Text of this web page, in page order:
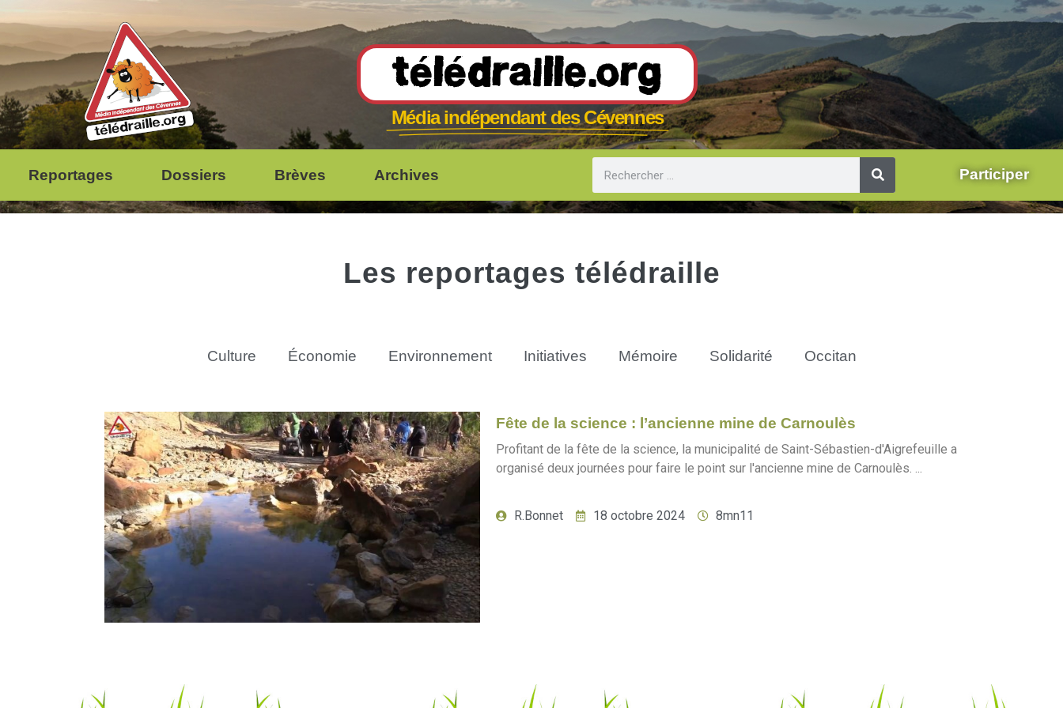
Télédraille.org
Média indépendant des Cévennes
Reportages Dossiers Brèves Archives Participer
Les reportages télédraille
Culture Économie Environnement Initiatives Mémoire Solidarité Occitan
Fête de la science : l’ancienne mine de Carnoulès
Profitant de la fête de la science, la municipalité de Saint-Sébastien-d'Aigrefeuille a
organisé deux journées pour faire le point sur l'ancienne mine de Carnoulès. ...
R.Bonnet 18 octobre 2024 8mn11